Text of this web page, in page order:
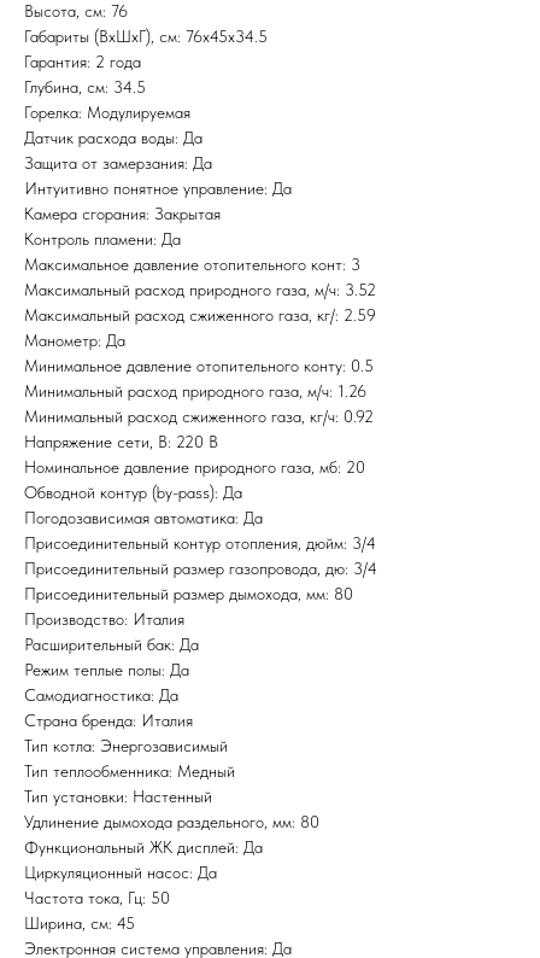
Высота, см: 76
Габариты (ВхШхГ), см: 76x45x34.5
Гарантия: 2 года
Глубина, см: 34.5
Горелка: Модулируемая
Датчик расхода воды: Да
Защита от замерзания: Да
Интуитивно понятное управление: Да
Камера сгорания: Закрытая
Контроль пламени: Да
Максимальное давление отопительного конт: 3
Максимальный расход природного газа, м/ч: 3.52
Максимальный расход сжиженного газа, кг/: 2.59
Манометр: Да
Минимальное давление отопительного конту: 0.5
Минимальный расход природного газа, м/ч: 1.26
Минимальный расход сжиженного газа, кг/ч: 0.92
Напряжение сети, В: 220 В
Номинальное давление природного газа, мб: 20
Обводной контур (by-pass): Да
Погодозависимая автоматика: Да
Присоединительный контур отопления, дюйм: 3/4
Присоединительный размер газопровода, дю: 3/4
Присоединительный размер дымохода, мм: 80
Производство: Италия
Расширительный бак: Да
Режим теплые полы: Да
Самодиагностика: Да
Страна бренда: Италия
Тип котла: Энергозависимый
Тип теплообменника: Медный
Тип установки: Настенный
Удлинение дымохода раздельного, мм: 80
Функциональный ЖК дисплей: Да
Циркуляционный насос: Да
Частота тока, Гц: 50
Ширина, см: 45
Электронная система управления: Да